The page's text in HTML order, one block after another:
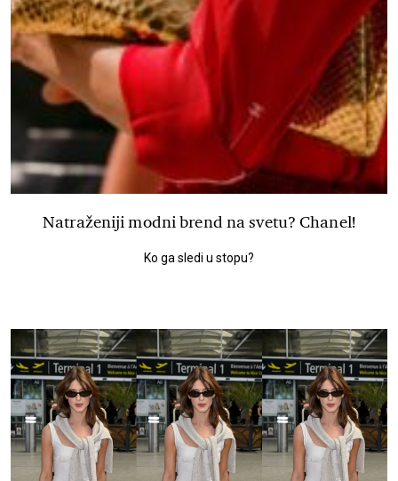
Natraženiji modni brend na svetu? Chanel!
Ko ga sledi u stopu?